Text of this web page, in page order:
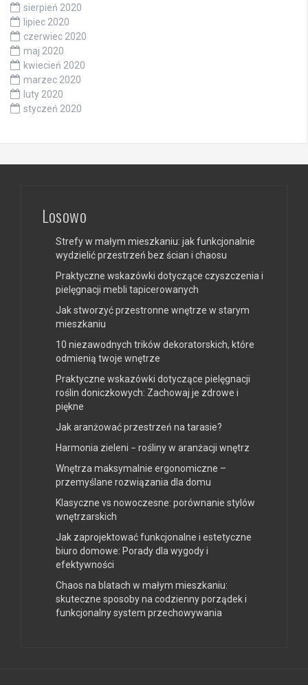
sierpień 2020
lipiec 2020
czerwiec 2020
maj 2020
kwiecień 2020
marzec 2020
luty 2020
styczeń 2020
Losowo
Strefy w małym mieszkaniu: jak funkcjonalnie
wydzielić przestrzeń bez ścian i chaosu
Praktyczne wskazówki dotyczące czyszczenia i
pielęgnacji mebli tapicerowanych
Jak stworzyć przestronne wnętrze w starym
mieszkaniu
10 niezawodnych trików dekoratorskich, które
odmienią twoje wnętrze
Praktyczne wskazówki dotyczące pielęgnacji
roślin doniczkowych: Zachowaj je zdrowe i
piękne
Jak aranżować przestrzeń na tarasie?
Harmonia zieleni − rośliny w aranżacji wnętrz
Wnętrza maksymalnie ergonomiczne –
przemyślane rozwiązania dla domu
Klasyczne vs nowoczesne: porównanie stylów
wnętrzarskich
Jak zaprojektować funkcjonalne i estetyczne
biuro domowe: Porady dla wygody i
efektywności
Chaos na blatach w małym mieszkaniu:
skuteczne sposoby na codzienny porządek i
funkcjonalny system przechowywania